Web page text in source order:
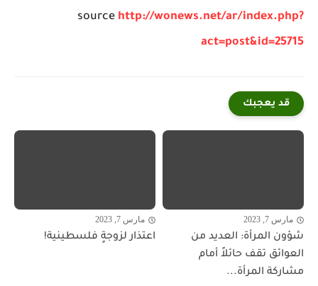
source http://wonews.net/ar/index.php?
act=post&id=25715
قد يعجبك
مارس 7, 2023
شؤون المرأة: العديد من
العوائق تقف حائلاً أمام
مشاركة المرأة...
مارس 7, 2023
اعتذار لزوجةٍ فلسطينية!